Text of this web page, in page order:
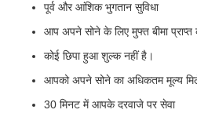
पूर्व और आंशिक भुगतान सुविधा
आप अपने सोने के लिए मुफ्त बीमा
कोई छिपा हुआ शुल्क नहीं है।
आपको अपने सोने का अधिकतम मूल्य
30 मिनट में आपके दरवाजे पर सेवा